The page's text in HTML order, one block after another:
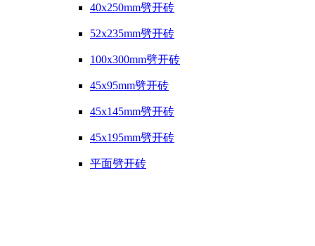
40x250mm劈开砖
52x235mm劈开砖
100x300mm劈开砖
45x95mm劈开砖
45x145mm劈开砖
45x195mm劈开砖
平面劈开砖